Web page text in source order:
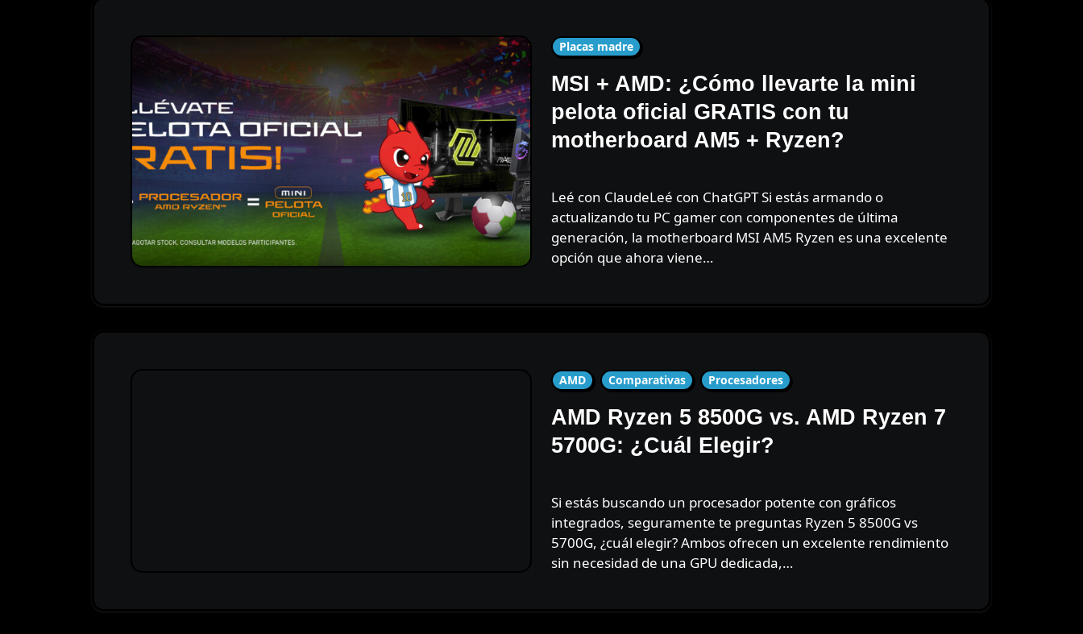
Placas madre
MSI + AMD: ¿Cómo llevarte la mini
pelota oficial GRATIS con tu
motherboard AM5 + Ryzen?
Leé con ClaudeLeé con ChatGPT Si estás armando o
actualizando tu PC gamer con componentes de última
generación, la motherboard MSI AM5 Ryzen es una excelente
opción que ahora viene…
AMD Comparativas Procesadores
AMD Ryzen 5 8500G vs. AMD Ryzen 7
5700G: ¿Cuál Elegir?
Si estás buscando un procesador potente con gráficos
integrados, seguramente te preguntas Ryzen 5 8500G vs
5700G, ¿cuál elegir? Ambos ofrecen un excelente rendimiento
sin necesidad de una GPU dedicada,…